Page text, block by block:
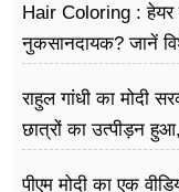
Hair Coloring : हेयर
नुकसानदायक? जानें
राहुल गांधी का मोदी
छात्रों का उत्पीड़न
पीएम मोदी का एक